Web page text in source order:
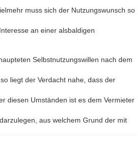
muss sich der Nutzungswunsch so
an einer alsbaldigen
Selbstnutzungswillen nach dem
liegt der Verdacht nahe, dass der
diesen Umständen ist es dem Vermieter
aus welchem Grund der mit
Erst wenn der Vortrag des Vermieters